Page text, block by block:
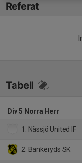
Referat
Tabell
Div 5 Norra Herr
1. Nässjö United IF
2. Bankeryds SK